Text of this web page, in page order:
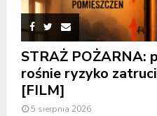
STRAŻ POŻARNA:
rośnie ryzyko
[FILM]
5 sierpnia 2026